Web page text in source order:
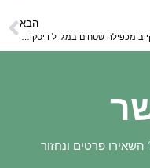
הבא
פרטים ונחזור